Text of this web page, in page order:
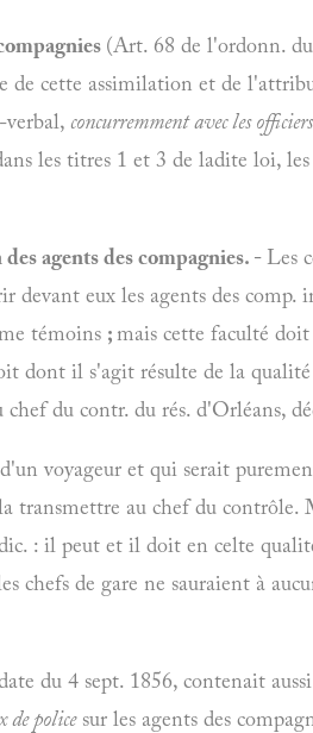
(Art. 68 de l'ordonn. du
de cette assimilation et de
verbal, concurremment avec les
les titres 1 et 3 de ladite loi,
agents des compagnies. -Les
devant eux les agents des comp.
témoins ;mais cette faculté doit
dont il s'agit résulte de la
chef du contr. du rés. d'Orléans,
voyageur et qui serait
transmettre au chef du
: il peut et il doit en celte
chefs de gare ne sauraient à
du 4 sept. 1856, contenait
de policesur les agents des